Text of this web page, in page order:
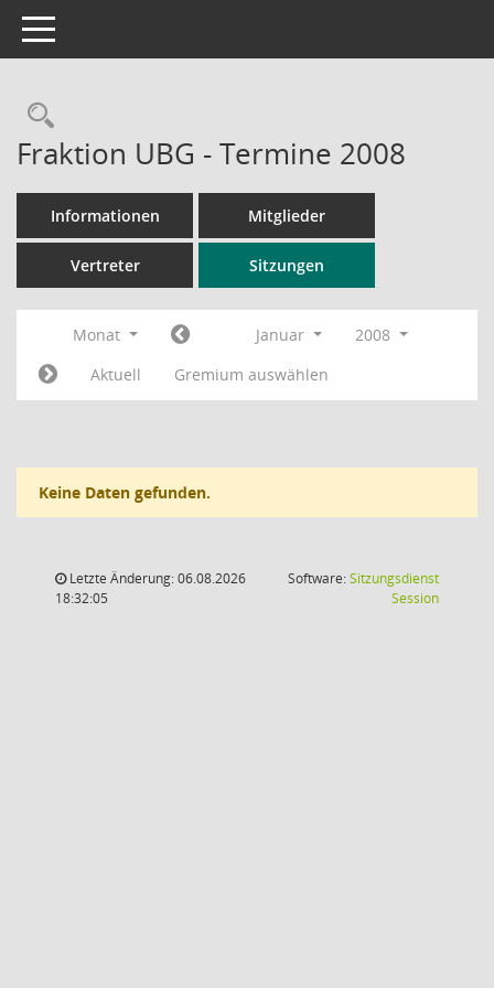
Toggle navigation
Rechercheauswahl
Fraktion UBG - Termine 2008
Informationen Mitglieder
Vertreter Sitzungen
Monat Januar
2008
Aktuell
Gremium auswählen
Keine Daten gefunden.
Letzte Änderung: 06.08.2026
18:32:05
Software:Sitzungsdienst
Session(Wird in